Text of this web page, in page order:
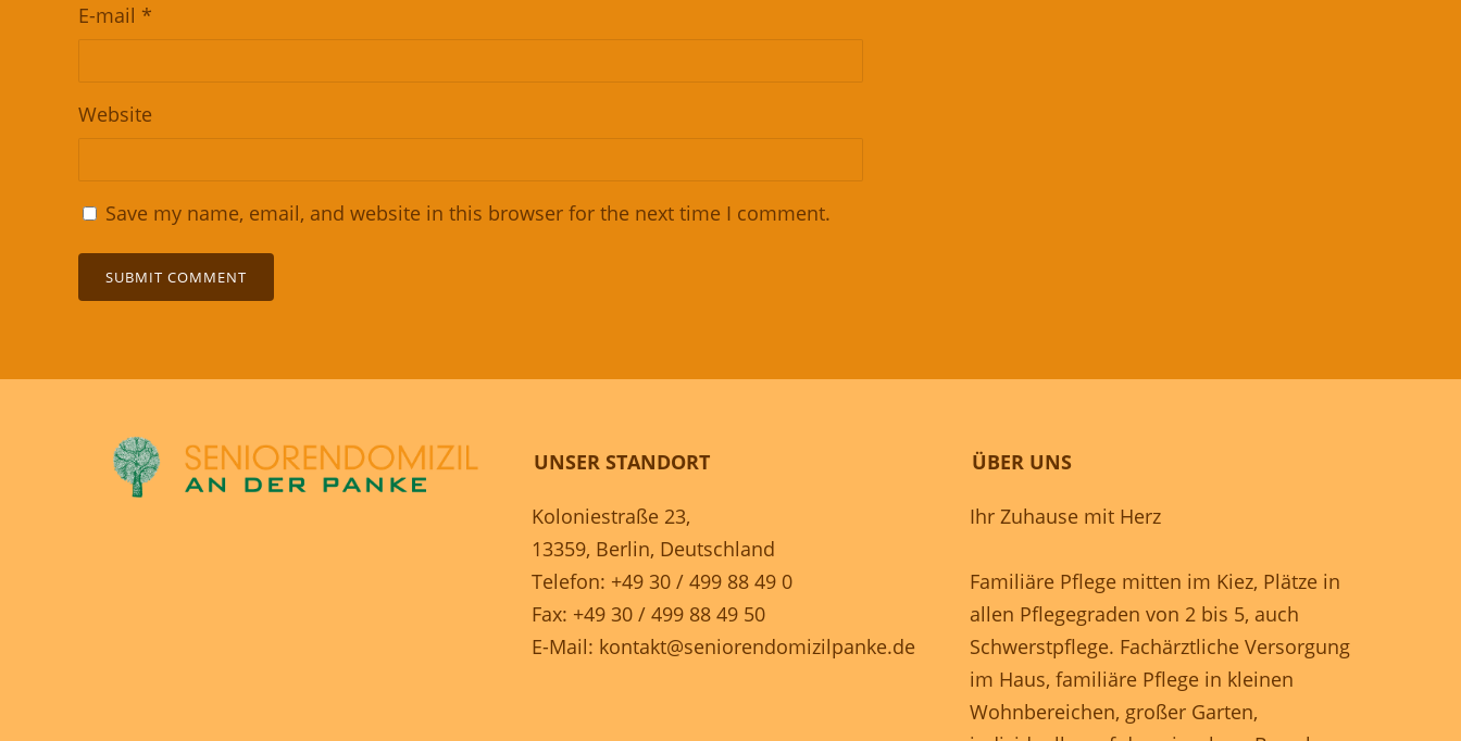
E-mail *
Website
Save my name, email, and website in this browser for the next time I comment.
UNSER STANDORT
Koloniestraße 23,
13359, Berlin, Deutschland
Telefon: +49 30 / 499 88 49 0
Fax: +49 30 / 499 88 49 50
E-Mail: kontakt@seniorendomizilpanke.de
ÜBER UNS
Ihr Zuhause mit Herz
Familiäre Pflege mitten im Kiez, Plätze in
allen Pflegegraden von 2 bis 5, auch
Schwerstpflege. Fachärztliche Versorgung
im Haus, familiäre Pflege in kleinen
Wohnbereichen, großer Garten,